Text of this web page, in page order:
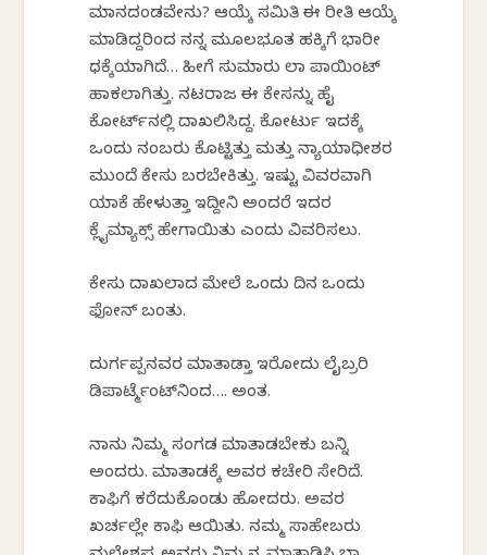
ಮಾನದಂಡವೇನು? ಆಯ್ಕೆ ಸಮಿತಿ ಈ ರೀತಿ ಆಯ್ಕೆ
ಮಾಡಿದ್ದರಿಂದ ನನ್ನ ಮೂಲಭೂತ ಹಕ್ಕಿಗೆ ಭಾರೀ
ಧಕ್ಕೆಯಾಗಿದೆ… ಹೀಗೆ ಸುಮಾರು ಲಾ ಪಾಯಿಂಟ್
ಹಾಕಲಾಗಿತ್ತು. ನಟರಾಜ ಈ ಕೇಸನ್ನು ಹೈ
ಕೋರ್ಟ್‌ನಲ್ಲಿ ದಾಖಲಿಸಿದ್ದ. ಕೋರ್ಟು ಇದಕ್ಕೆ
ಒಂದು ನಂಬರು ಕೊಟ್ಟಿತ್ತು ಮತ್ತು ನ್ಯಾಯಾಧೀಶರ
ಮುಂದೆ ಕೇಸು ಬರಬೇಕಿತ್ತು. ಇಷ್ಟು ವಿವರವಾಗಿ
ಯಾಕೆ ಹೇಳುತ್ತಾ ಇದ್ದೀನಿ ಅಂದರೆ ಇದರ
ಕ್ಲೈಮ್ಯಾಕ್ಸ್ ಹೇಗಾಯಿತು ಎಂದು ವಿವರಿಸಲು.
ಕೇಸು ದಾಖಲಾದ ಮೇಲೆ ಒಂದು ದಿನ ಒಂದು
ಫೋನ್ ಬಂತು.
ದುರ್ಗಪ್ಪನವರ ಮಾತಾಡ್ತಾ ಇರೋದು ಲೈಬ್ರರಿ
ಡಿಪಾರ್ಟ್ಮೆಂಟ್‌ನಿಂದ…. ಅಂತ.
ನಾನು ನಿಮ್ಮ ಸಂಗಡ ಮಾತಾಡಬೇಕು ಬನ್ನಿ
ಅಂದರು. ಮಾತಾಡಕ್ಕೆ ಅವರ ಕಚೇರಿ ಸೇರಿದೆ.
ಕಾಫಿಗೆ ಕರೆದುಕೊಂಡು ಹೋದರು. ಅವರ
ಖರ್ಚಲ್ಲೇ ಕಾಫಿ ಆಯಿತು. ನಮ್ಮ ಸಾಹೇಬರು